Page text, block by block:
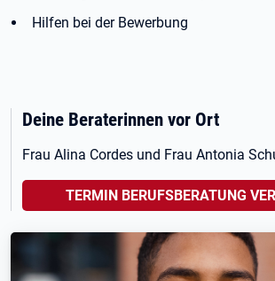
Hilfen bei der Bewerbung
Deine Beraterinnen vor Ort
Frau Alina Cordes und Frau Antonia
TERMIN BERUFSBERATUNG